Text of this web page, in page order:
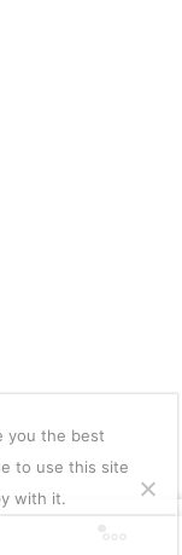
you the best
to use this site
with it.